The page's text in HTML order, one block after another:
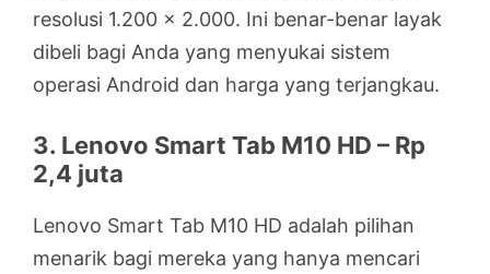
resolusi 1.200 x 2.000. Ini benar-benar layak
dibeli bagi Anda yang menyukai sistem
operasi Android dan harga yang terjangkau.
3. Lenovo Smart Tab M10 HD – Rp
2,4 juta
Lenovo Smart Tab M10 HD adalah pilihan
menarik bagi mereka yang hanya mencari